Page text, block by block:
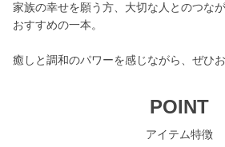
家族の幸せを願う方、大切な人とのつな
おすすめの一本。
癒しと調和のパワーを感じながら、ぜひお
POINT
アイテム特徴